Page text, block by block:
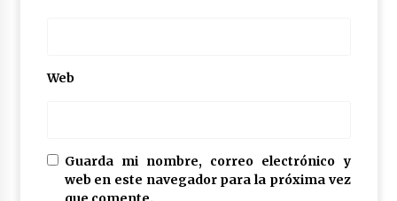
Web
Guarda mi nombre, correo electrónico y
web en este navegador para la próxima vez